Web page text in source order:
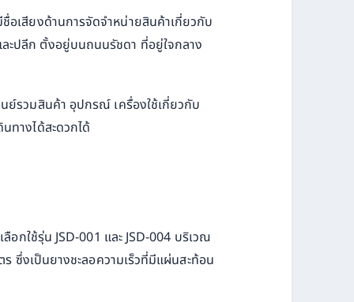
เสียงด้านการจัดจำหน่ายสินค้าเกี่ยวกับ
ะปลีก ตั้งอยู่บนถนนรัชดา ที่อยู่ใจกลาง
ย์รวมสินค้า อุปกรณ์ เครื่องใช้เกี่ยวกับ
ทางได้สะดวกได้
กใช้รุ่น JSD-001 และ JSD-004 บริเวณ
ซึ่งเป็นยางชะลอความเร็วที่มีแผ่นสะท้อน